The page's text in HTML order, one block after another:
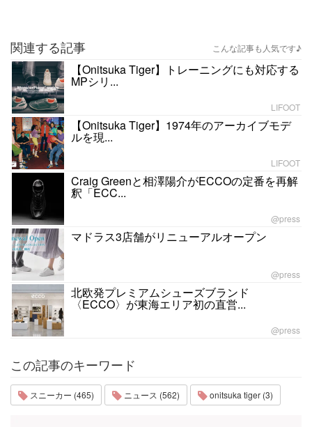
関連する記事 こんな記事も人気です♪
【Onitsuka Tiger】トレーニングにも対応する
MPシリ...
LIFOOT
【Onitsuka Tiger】1974年のアーカイブモデ
ルを現...
LIFOOT
Craig Greenと相澤陽介がECCOの定番を再解
釈「ECC...
@press
マドラス3店舗がリニューアルオープン
@press
北欧発プレミアムシューズブランド
〈ECCO〉が東海エリア初の直営...
@press
この記事のキーワード
スニーカー (465) ニュース (562) onitsuka tiger (3)